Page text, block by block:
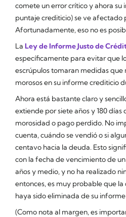
comete un error crítico y ahora su
puntaje crediticio) se ve afectado
Afortunadamente, eso no es
La Ley de Informe Justo de
específicamente para evitar que
escrúpulos tomaran medidas
morosos en su informe crediticio
Ahora está bastante claro y
extiende por siete años y 180
morosidad o pago perdido. No
cuenta, cuándo se vendió o si
centavo hacia la deuda. Esto
con la fecha de vencimiento de
años y medio, y no ha realizado
entonces, es muy probable que la
haya sido eliminada de su
(Como nota al margen, es